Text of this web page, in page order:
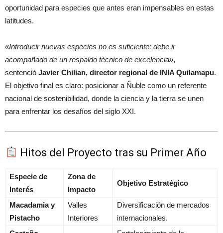
oportunidad para especies que antes eran impensables en estas
latitudes.
«Introducir nuevas especies no es suficiente: debe ir
acompañado de un respaldo técnico de excelencia»,
sentenció Javier Chilian, director regional de INIA Quilamapu.
El objetivo final es claro: posicionar a Ñuble como un referente
nacional de sostenibilidad, donde la ciencia y la tierra se unen
para enfrentar los desafíos del siglo XXI.
Hitos del Proyecto tras su Primer Año
Especie de
Interés
Zona de
Impacto
Objetivo Estratégico
Macadamia y
Pistacho
Valles
Interiores
Diversificación de mercados
internacionales.